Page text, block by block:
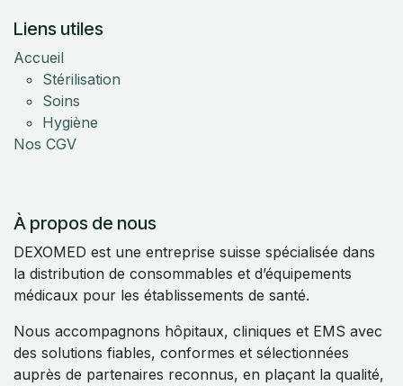
Liens utiles
Accueil
Stérilisation
Soins
Hygiène
Nos CGV
À propos de nous
DEXOMED est une entreprise suisse spécialisée dans
la distribution de consommables et d’équipements
médicaux pour les établissements de santé.
Nous accompagnons hôpitaux, cliniques et EMS avec
des solutions fiables, conformes et sélectionnées
auprès de partenaires reconnus, en plaçant la qualité,